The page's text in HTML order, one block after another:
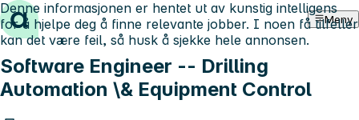
Hopp til innhold Meny
Software Engineer -- Drilling
Automation \& Equipment Control
Denne informasjonen er hentet ut av kunstig intelligens
for å hjelpe deg å finne relevante jobber. I noen få tilfeller
kan det være feil, så husk å sjekke hele annonsen.